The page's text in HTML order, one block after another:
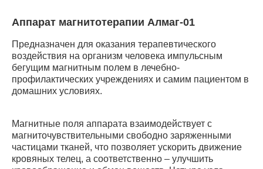
Аппарат магнитотерапии Алмаг-01
Предназначен для оказания терапевтического
воздействия на организм человека импульсным
бегущим магнитным полем в лечебно-
профилактических учреждениях и самим пациентом в
домашних условиях.
Магнитные поля аппарата взаимодействует с
магниточувствительными свободно заряженными
частицами тканей, что позволяет ускорить движение
кровяных телец, а соответственно – улучшить